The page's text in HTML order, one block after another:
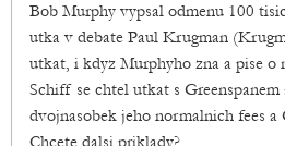
Bob Murphy vypsal odmenu 100
utka v debate Paul Krugman
utkat, i kdyz Murphyho zna a pise o
Schiff se chtel utkat s
dvojnasobek jeho normalnich fees a
Chcete dalsi priklady?